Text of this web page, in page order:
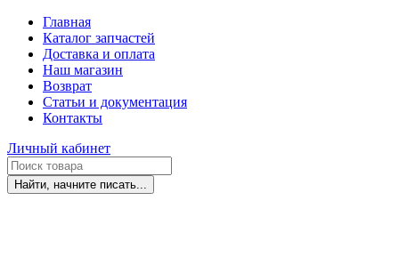
Главная
Каталог запчастей
Доставка и оплата
Наш магазин
Возврат
Статьи и документация
Контакты
Личный кабинет
Найти, начните писать...